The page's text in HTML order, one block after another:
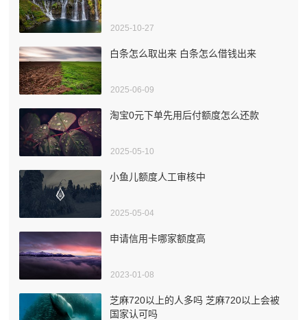
2025-10-27
白条怎么取出来 白条怎么借钱出来
2025-06-09
淘宝0元下单先用后付额度怎么还款
2025-05-10
小鱼儿额度人工审核中
2025-05-04
申请信用卡哪家额度高
2023-01-08
芝麻720以上的人多吗 芝麻720以上会被
国家认可吗